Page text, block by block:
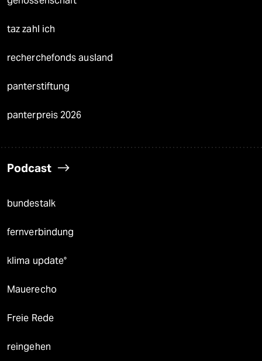
taz zahl ich
recherchefonds ausland
panterstiftung
panterpreis 2026
Podcast
bundestalk
fernverbindung
klima update°
Mauerecho
Freie Rede
reingehen